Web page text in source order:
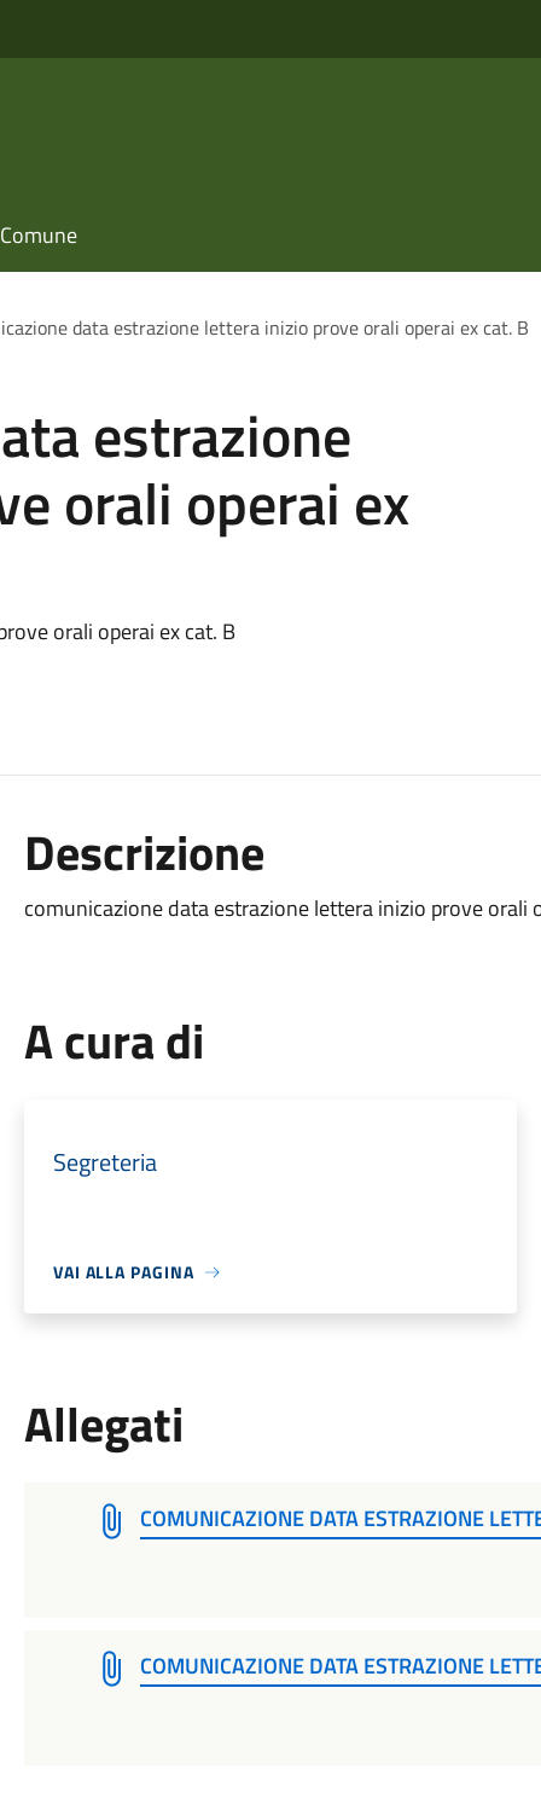
data estrazione lettera inizio prove orali operai ex cat. B
estrazione
orali operai ex
orali operai ex cat. B
Descrizione
comunicazione data estrazione lettera inizio prove orali
A cura di
Segreteria
VAI ALLA PAGINA
Allegati
COMUNICAZIONE DATA ESTRAZIONE
COMUNICAZIONE DATA ESTRAZIONE